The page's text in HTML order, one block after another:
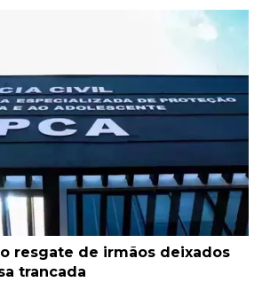
resgate de irmãos deixados
trancada